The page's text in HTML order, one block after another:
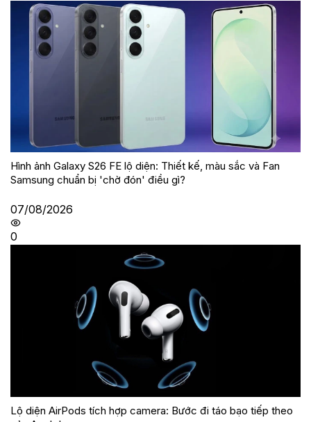
Hình ảnh Galaxy S26 FE lộ diện: Thiết kế, màu sắc và Fan
Samsung chuẩn bị 'chờ đón' điều gì?
07/08/2026
0
Lộ diện AirPods tích hợp camera: Bước đi táo bạo tiếp theo